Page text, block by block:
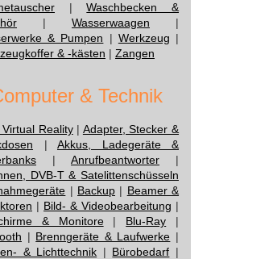
|Waschbecken &
| Wasserwaagen |
& Pumpen | Werkzeug |
& -kästen | Zangen
& Technik
Reality| Adapter, Stecker &
| Akkus, Ladegeräte &
| Anrufbeantworter |
DVB-T & Satelittenschüsseln
| Backup | Beamer &
| Bild- & Videobearbeitung |
& Monitore| Blu-Ray |
| Brenngeräte & Laufwerke |
& Lichttechnik | Bürobedarf |